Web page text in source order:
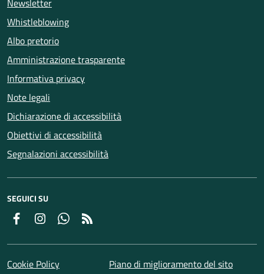
Newsletter
Whistleblowing
Albo pretorio
Amministrazione trasparente
Informativa privacy
Note legali
Dichiarazione di accessibilità
Obiettivi di accessibilità
Segnalazioni accessibilità
SEGUICI SU
FacebookInstagramWhatsapp
Cookie Policy
Piano di miglioramento del sito